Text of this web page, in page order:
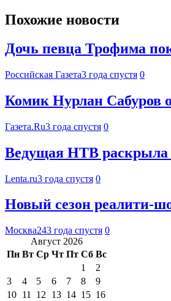
Похожие новости
Дочь певца Трофима
Российская Газета3 года спустя 0
Комик Нурлан Сабуров
Газета.Ru3 года спустя 0
Ведущая НТВ раскрыла
Lenta.ru3 года спустя 0
Новый сезон реалити-
Москва243 года спустя 0
Август 2026
Пн Вт Ср Чт Пт Сб Вс
1
2
3
4 5 6 7 8
9
10 11 12 13 14 15 16